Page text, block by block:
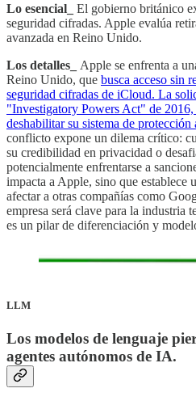
Lo esencial_ El gobierno británico
seguridad cifradas. Apple evalúa
avanzada en Reino Unido.
Los detalles_ Apple se enfrenta a
Reino Unido, que busca acceso sin
seguridad cifradas de iCloud. La
"Investigatory Powers Act" de 2016,
deshabilitar su sistema de protección
conflicto expone un dilema crítico:
su credibilidad en privacidad o
potencialmente enfrentarse a
impacta a Apple, sino que establece
afectar a otras compañías como
empresa será clave para la industria
es un pilar de diferenciación y
LLM
Los modelos de lenguaje
agentes autónomos de IA.